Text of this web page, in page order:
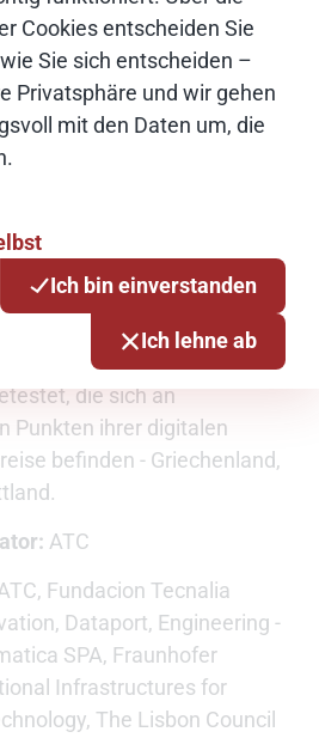
Cookies entscheiden Sie
Sie sich entscheiden –
Privatsphäre und wir gehen
mit den Daten um, die
Ich bin einverstanden
Ich lehne ab
eines zentralen Zugangs
zu digitalen
(Fokus auf „Study &
von
interoperabler
leicht verständliche und
Anleitung für
wird in drei Ländern
die sich an
Punkten ihrer digitalen
befinden - Griechenland,
ATC
Fundacion Tecnalia
Dataport, Engineering -
SPA, Fraunhofer
Infrastructures for
The Lisbon Council